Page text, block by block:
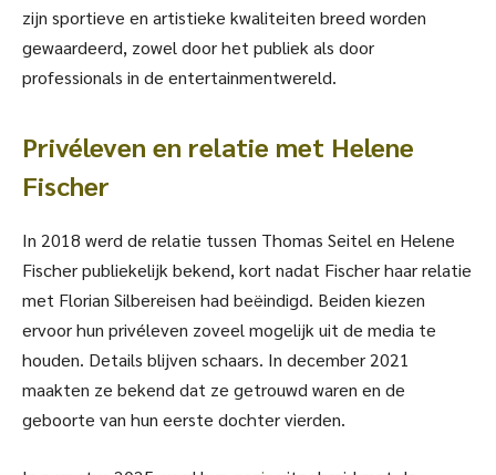
zijn sportieve en artistieke kwaliteiten breed worden
gewaardeerd, zowel door het publiek als door
professionals in de entertainmentwereld.
Privéleven en relatie met Helene
Fischer
In 2018 werd de relatie tussen Thomas Seitel en Helene
Fischer publiekelijk bekend, kort nadat Fischer haar relatie
met Florian Silbereisen had beëindigd. Beiden kiezen
ervoor hun privéleven zoveel mogelijk uit de media te
houden. Details blijven schaars. In december 2021
maakten ze bekend dat ze getrouwd waren en de
geboorte van hun eerste dochter vierden.